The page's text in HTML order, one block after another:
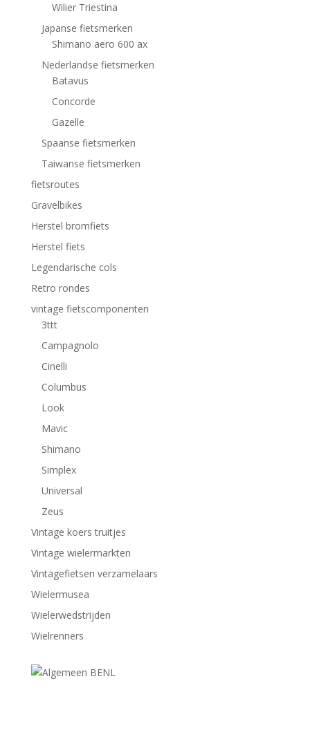
Wilier Triestina
Japanse fietsmerken
Shimano aero 600 ax
Nederlandse fietsmerken
Batavus
Concorde
Gazelle
Spaanse fietsmerken
Taiwanse fietsmerken
fietsroutes
Gravelbikes
Herstel bromfiets
Herstel fiets
Legendarische cols
Retro rondes
vintage fietscomponenten
3ttt
Campagnolo
Cinelli
Columbus
Look
Mavic
Shimano
Simplex
Universal
Zeus
Vintage koers truitjes
Vintage wielermarkten
Vintagefietsen verzamelaars
Wielermusea
Wielerwedstrijden
Wielrenners